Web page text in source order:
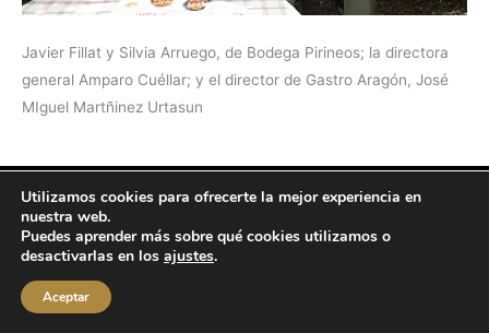
Javier Fillat y Silvia Arruego, de Bodega Pirineos; la directora
general Amparo Cuéllar; y el director de Gastro Aragón, José
MIguel Martñinez Urtasun
Copyright © 2026 labuenavidaenzaragoza.com
Sitio web protegido por
Aviso Legal Política de privacidad
Utilizamos cookies para ofrecerte la mejor experiencia en
nuestra web.
Puedes aprender más sobre qué cookies utilizamos o
desactivarlas en los ajustes.
Aceptar